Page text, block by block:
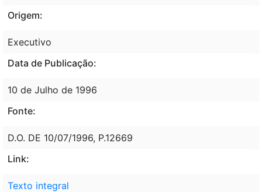
Origem:
Executivo
Data de Publicação:
10 de Julho de 1996
Fonte:
D.O. DE 10/07/1996, P.12669
Link:
Texto integral